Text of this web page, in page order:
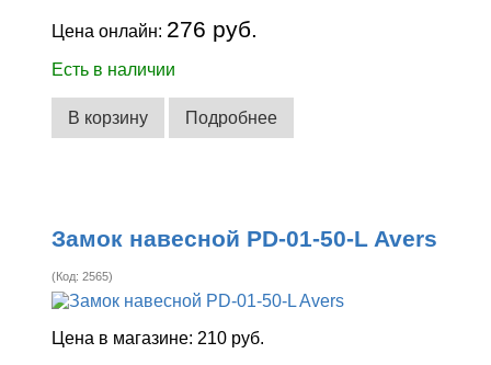
Цена онлайн: 276 руб.
Есть в наличии
В корзину Подробнее
Замок навесной PD-01-50-L Avers
(Код:2565)
Цена в магазине: 210 руб.